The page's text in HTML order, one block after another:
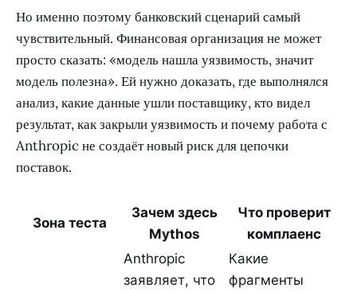
Но именно поэтому банковский сценарий самый
чувствительный. Финансовая организация не может
просто сказать: «модель нашла уязвимость, значит
модель полезна». Ей нужно доказать, где выполнялся
анализ, какие данные ушли поставщику, кто видел
результат, как закрыли уязвимость и почему работа с
Anthropic не создаёт новый риск для цепочки
поставок.
Зона теста
Зачем здесь
Mythos
Что проверит
комплаенс
Anthropic
заявляет, что
Какие
фрагменты